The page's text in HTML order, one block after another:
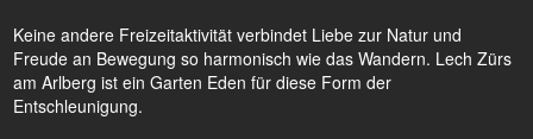
Keine andere Freizeitaktivität verbindet Liebe zur Natur und
Freude an Bewegung so harmonisch wie das Wandern. Lech Zürs
am Arlberg ist ein Garten Eden für diese Form der
Entschleunigung.